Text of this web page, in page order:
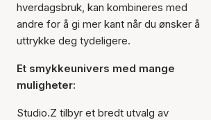
hverdagsbruk, kan kombineres med
andre for å gi mer kant når du ønsker å
uttrykke deg tydeligere.
Et smykkeunivers med mange
muligheter:
Studio.Z tilbyr et bredt utvalg av